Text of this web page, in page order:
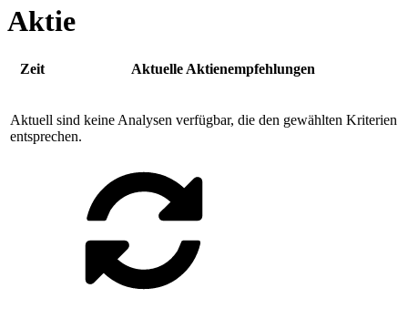
Aktie
Zeit Aktuelle Aktienempfehlungen
Aktuell sind keine Analysen verfügbar, die den gewählten Kriterien
entsprechen.